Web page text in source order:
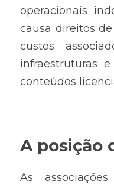
operacionais
causa direitos
custos
infraestruturas
conteúdos
A posição
As